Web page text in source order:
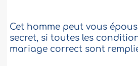
Cet homme peut vous
secret, si toutes les
mariage correct sont